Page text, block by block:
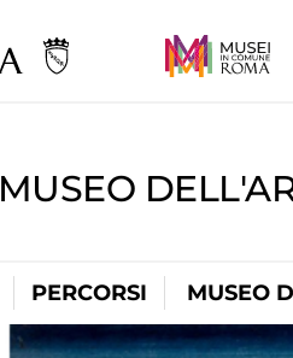
MUSEO
PERCORSI MUSEO